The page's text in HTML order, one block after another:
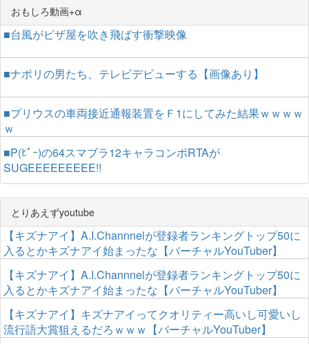
おもしろ動画+α
■台風がピザ屋を吹き飛ばす衝撃映像
■ナポリの男たち、テレビデビューする【画像あり】
■プリウスの車両接近通報装置をＦ1にしてみた結果ｗｗｗｗ
ｗ
■P(ﾋﾟｰ)の64スマブラ12キャラコンボRTAが
SUGEEEEEEEEE!!
とりあえずyoutube
【キズナアイ】A.I.Channnelが登録者ランキングトップ50に
入るとかキズナアイ始まったな【バーチャルYouTuber】
【キズナアイ】A.I.Channnelが登録者ランキングトップ50に
入るとかキズナアイ始まったな【バーチャルYouTuber】
【キズナアイ】キズナアイってクオリティー高いし可愛いし
流行語大賞狙えるだろｗｗｗ【バーチャルYouTuber】